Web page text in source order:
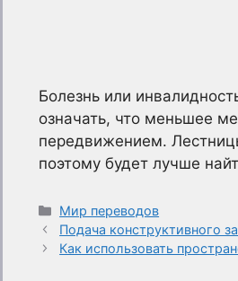
Болезнь или
означать, что меньшее
передвижением.
поэтому будет лучше
Рубрики
Мир переводов
Подача конструктивного
Как использовать